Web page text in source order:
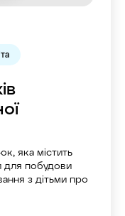
яка містить
для побудови
з дітьми про